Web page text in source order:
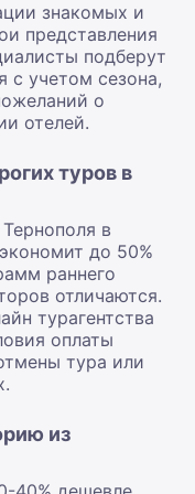
знакомых и
представления
подберут
с учетом сезона,
о
отелей.
туров в
в
до 50%
раннего
отличаются.
турагентства
оплаты
тура или
из